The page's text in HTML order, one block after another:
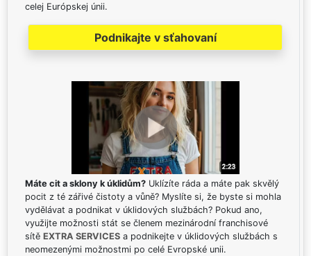
celej Európskej únii.
Podnikajte v sťahovaní
Máte cit a sklony k úklidům? Uklízíte ráda a máte pak skvělý
pocit z té zářivé čistoty a vůně? Myslíte si, že byste si mohla
vydělávat a podnikat v úklidových službách? Pokud ano,
využijte možnosti stát se členem mezinárodní franchisové
sítě EXTRA SERVICES a podnikejte v úklidových službách s
neomezenými možnostmi po celé Evropské unii.